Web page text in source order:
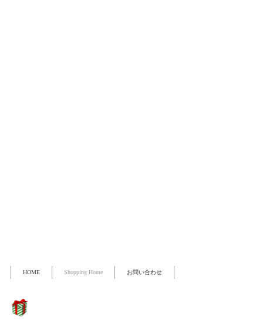
HOME Shopping Home お問い合わせ